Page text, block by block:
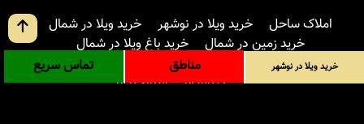
املاک ساحل
خرید ویلا در نوشهر
خرید ویلا در شمال
خرید زمین در شمال
خرید باغ ویلا در شمال
خرید آپارتمان در شمال
مناطق
جستجوی پیشرفته
ورود
درباره ما ارتباط با ما
خرید ویلا در نوشهر مناطق تماس سریع